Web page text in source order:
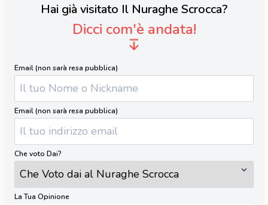
Hai già visitato Il Nuraghe Scrocca?
Dicci com'è andata!
Email (non sarà resa pubblica)
Email (non sarà resa pubblica)
Che voto Dai?
La Tua Opinione